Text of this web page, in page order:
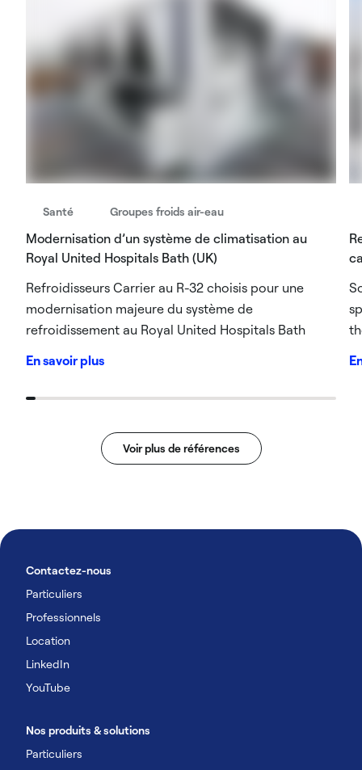
Santé Groupes froids air-eau
Modernisation d’un système de climatisation au
Royal United Hospitals Bath (UK)
Refroidisseurs Carrier au R-32 choisis pour une
modernisation majeure du système de
refroidissement au Royal United Hospitals Bath
En savoir plus
Voir plus de références
Contactez-nous
Particuliers
Professionnels
Location
LinkedIn
YouTube
Nos produits & solutions
Particuliers